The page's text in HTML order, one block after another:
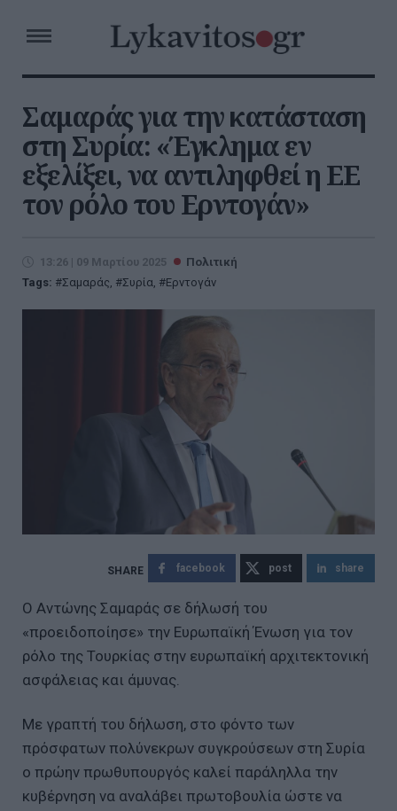
Σαμαράς για την κατάσταση
στη Συρία: «Έγκλημα εν
εξελίξει, να αντιληφθεί η ΕΕ
τον ρόλο του Ερντογάν»
13:26 | 09 Μαρτίου 2025
Πολιτική
Tags:
Σαμαράς, Συρία, Ερντογάν
facebook post share
Ο Αντώνης Σαμαράς σε δήλωσή του
«προειδοποίησε» την Ευρωπαϊκή Ένωση για τον
ρόλο της Τουρκίας στην ευρωπαϊκή αρχιτεκτονική
ασφάλειας και άμυνας.
Με γραπτή του δήλωση, στο φόντο των
πρόσφατων πολύνεκρων συγκρούσεων στη Συρία
ο πρώην πρωθυπουργός καλεί παράληλλα την
κυβέρνηση να αναλάβει πρωτοβουλία ώστε να